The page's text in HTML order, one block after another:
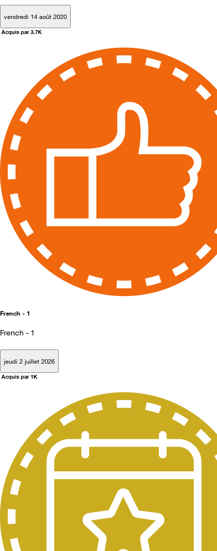
vendredi 14 août 2020
Acquis par 3.7K
French - 1
French - 1
jeudi 2 juillet 2026
Acquis par 1K